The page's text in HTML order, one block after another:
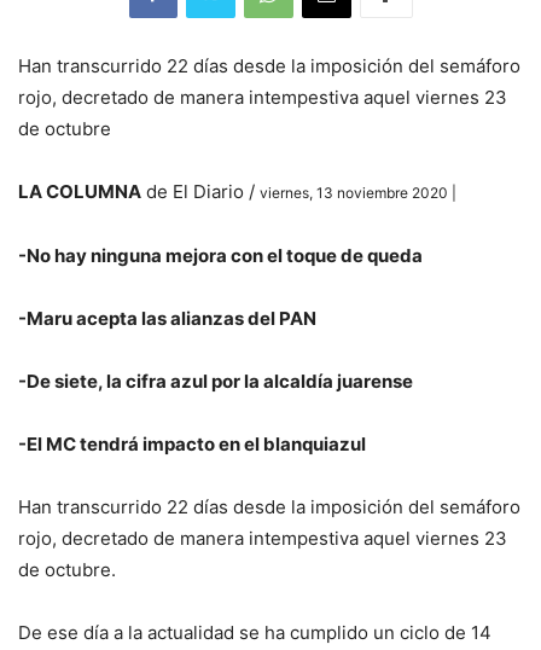
Han transcurrido 22 días desde la imposición del semáforo
rojo, decretado de manera intempestiva aquel viernes 23
de octubre
LA COLUMNA de El Diario / viernes, 13 noviembre 2020 |
-No hay ninguna mejora con el toque de queda
-Maru acepta las alianzas del PAN
-De siete, la cifra azul por la alcaldía juarense
-El MC tendrá impacto en el blanquiazul
Han transcurrido 22 días desde la imposición del semáforo
rojo, decretado de manera intempestiva aquel viernes 23
de octubre.
De ese día a la actualidad se ha cumplido un ciclo de 14